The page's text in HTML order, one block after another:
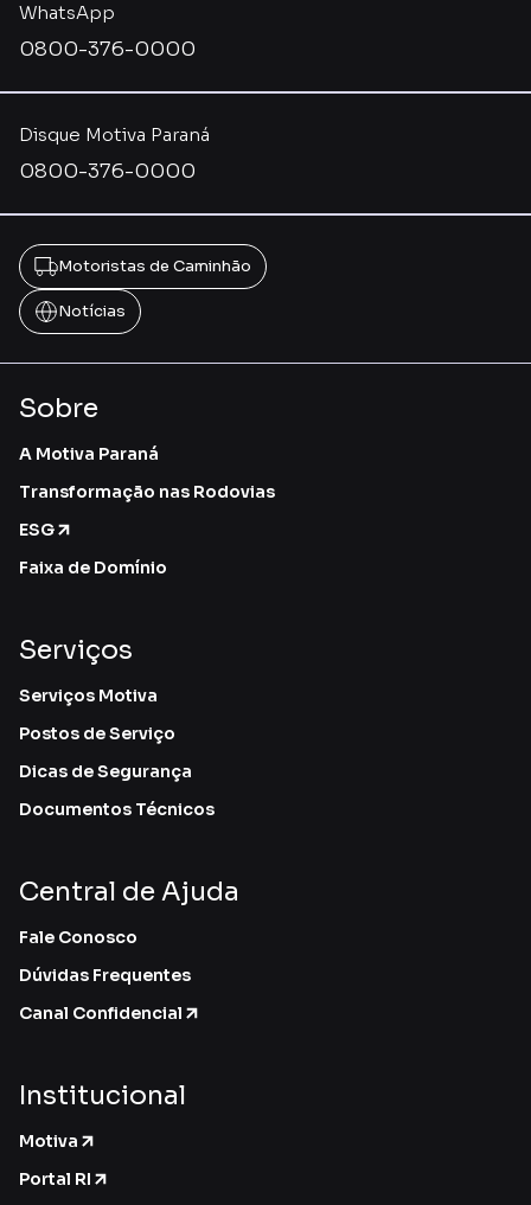
Disque Motiva Paraná
0800-376-0000
WhatsApp
0800-376-0000
Motoristas de Caminhão
Notícias
Sobre
A Motiva Paraná
Transformação nas Rodovias
ESG
Faixa de Domínio
Serviços
Serviços Motiva
Postos de Serviço
Dicas de Segurança
Documentos Técnicos
Central de Ajuda
Fale Conosco
Dúvidas Frequentes
Canal Confidencial
Institucional
Motiva
Portal RI